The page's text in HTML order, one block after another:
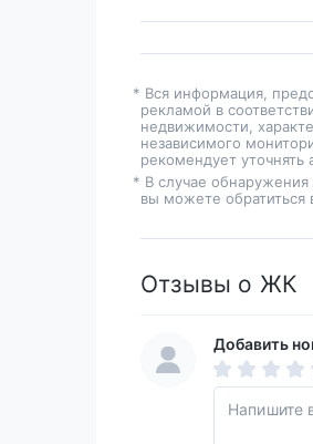
* Вся информация,
рекламой в
недвижимости,
независимого
рекомендует
* В случае
вы можете обратиться
Отзывы о ЖК
Добавить